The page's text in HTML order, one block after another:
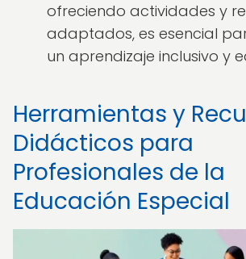
ofreciendo actividades y
adaptados, es esencial
un aprendizaje inclusivo y
Herramientas y
Didácticos para
Profesionales de la
Educación Especial